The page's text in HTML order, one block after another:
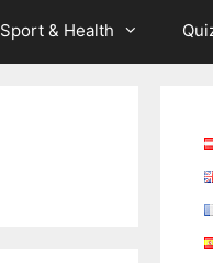
Sport & Health